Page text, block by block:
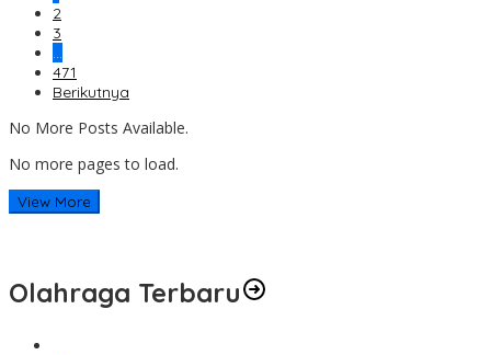
2
3
…
471
Berikutnya
No More Posts Available.
No more pages to load.
View More
Olahraga Terbaru